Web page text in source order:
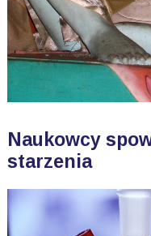
Naukowcy
starzenia